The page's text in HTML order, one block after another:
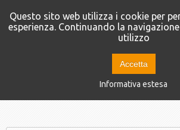
Questo sito web utilizza i cookie per
esperienza. Continuando la
utilizzo
Accetta
Informativa estesa